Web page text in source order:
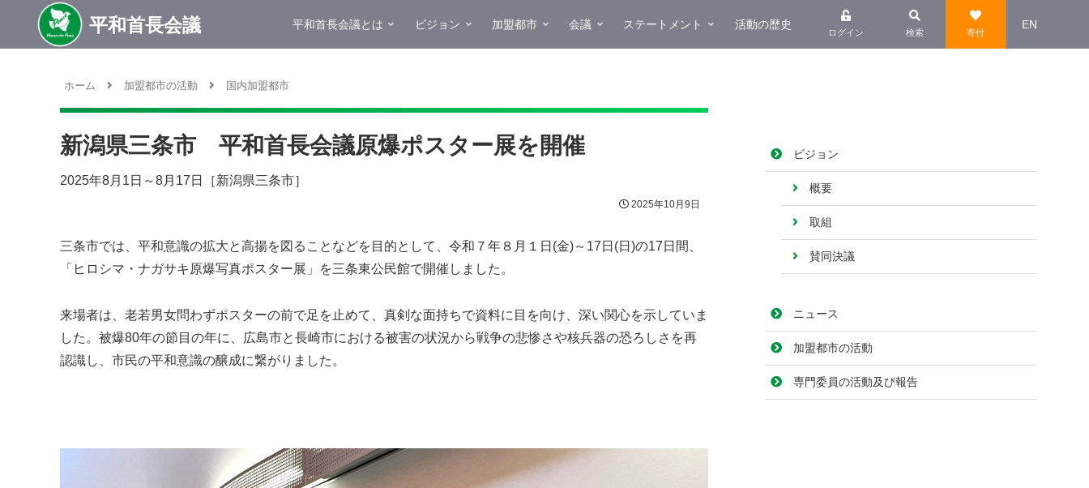
平和首長会議とは ビジョン 加盟都市 会議 ステートメント 活動の歴史
ログイン 検索 寄付
EN
ホーム 加盟都市の活動 国内加盟都市
新潟県三条市 平和首長会議原爆ポスター展を開催
2025年8月1日～8月17日［新潟県三条市］
2025年10月9日
三条市では、平和意識の拡大と高揚を図ることなどを目的として、令和７年８月１日(金)～17日(日)の17日間、
「ヒロシマ・ナガサキ原爆写真ポスター展」を三条東公民館で開催しました。
来場者は、老若男女問わずポスターの前で足を止めて、真剣な面持ちで資料に目を向け、深い関心を示していま
した。被爆80年の節目の年に、広島市と長崎市における被害の状況から戦争の悲惨さや核兵器の恐ろしさを再
認識し、市民の平和意識の醸成に繋がりました。
ビジョン
概要
取組
賛同決議
ニュース
加盟都市の活動
専門委員の活動及び報告